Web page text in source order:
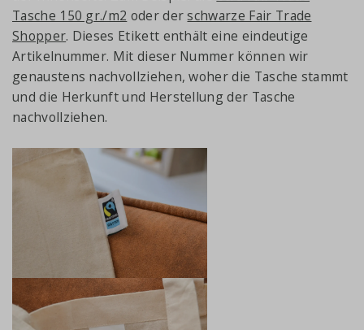
Tasche 150 gr./m2 oder derschwarze Fair Trade
Shopper. Dieses Etikett enthält eine eindeutige
Artikelnummer. Mit dieser Nummer können wir
genaustens nachvollziehen, woher die Tasche stammt
und die Herkunft und Herstellung der Tasche
nachvollziehen.